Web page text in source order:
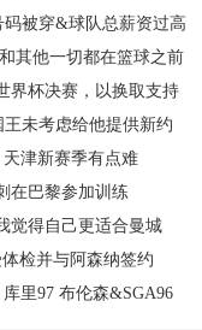
被穿&球队总薪资过高
其他一切都在篮球之前
界杯决赛，以换取支持
未考虑给他提供新约
津新赛季有点难
在巴黎参加训练
觉得自己更适合曼城
检并与阿森纳签约
里97 布伦森&SGA96